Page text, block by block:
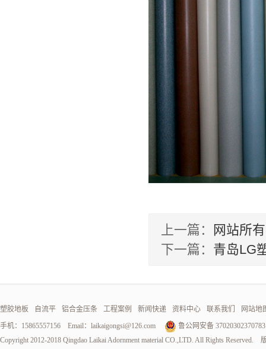
上一篇：
网站所
下一篇： 青岛LG
塑胶地板 自流平 铝合金压条 工程案例 新闻快递 资料中心 联系我们
网站地
手机：15865557156 Email： laikaigongsi@126.com
鲁公网安备
Copyright 2012-2018 Qingdao Laikai Adornment material CO.,LTD. All Rights Reserved.